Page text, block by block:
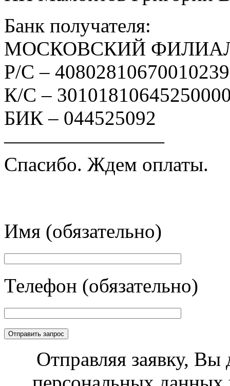
Банк получателя:
МОСКОВСКИЙ
Р/С –
К/С –
БИК – 044525092
————————
Спасибо. Ждем оплаты.
Имя (обязательно)
Телефон (обязательно)
Отправляя заявку, Вы